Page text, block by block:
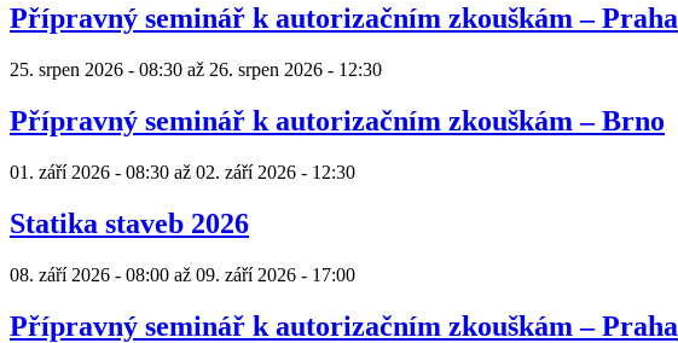
Přípravný seminář k autorizačním zkouškám – Praha
25. srpen 2026 - 08:30 až 26. srpen 2026 - 12:30
Přípravný seminář k autorizačním zkouškám – Brno
01. září 2026 - 08:30 až 02. září 2026 - 12:30
Statika staveb 2026
08. září 2026 - 08:00 až 09. září 2026 - 17:00
Přípravný seminář k autorizačním zkouškám – Praha